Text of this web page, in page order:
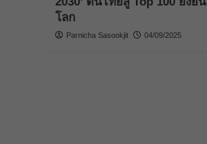
โลก
Parnicha Sasookjit 04/09/2025